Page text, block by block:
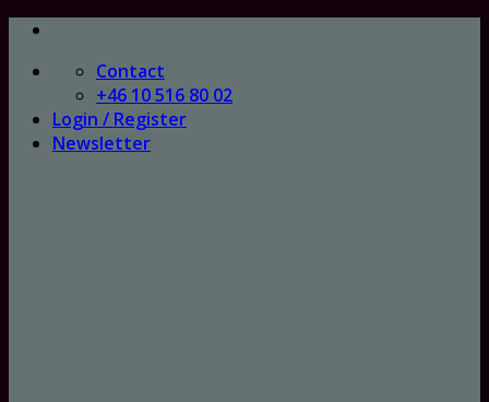
Skip
content
Contact
+46 10 516 80 02
Login / Register
Newsletter